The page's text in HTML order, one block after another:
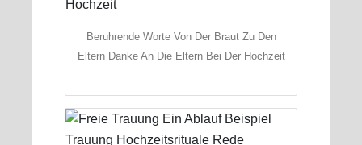
Beruhrende Worte Von Der Braut Zu Den
Eltern Danke An Die Eltern Bei Der Hochzeit